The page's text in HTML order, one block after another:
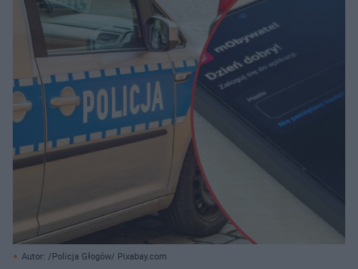
Autor: /Policja Głogów/ Pixabay.com